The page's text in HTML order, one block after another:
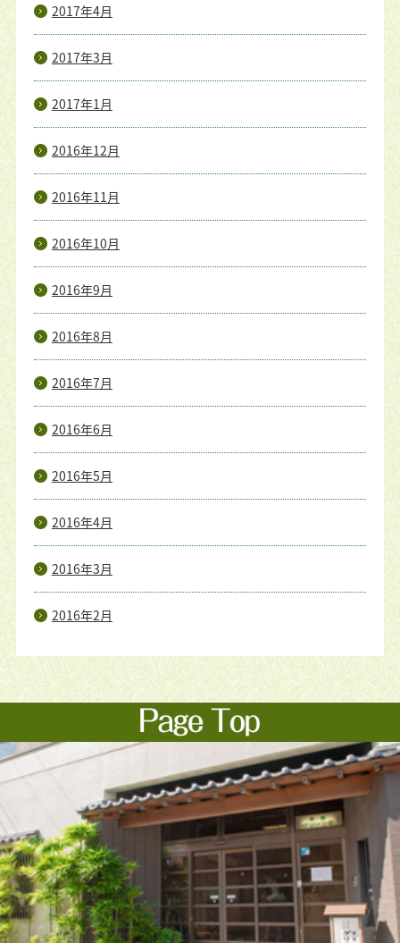
2017年4月
2017年3月
2017年1月
2016年12月
2016年11月
2016年10月
2016年9月
2016年8月
2016年7月
2016年6月
2016年5月
2016年4月
2016年3月
2016年2月